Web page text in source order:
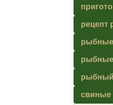
рецепт
рыбные
рыбные
свиные